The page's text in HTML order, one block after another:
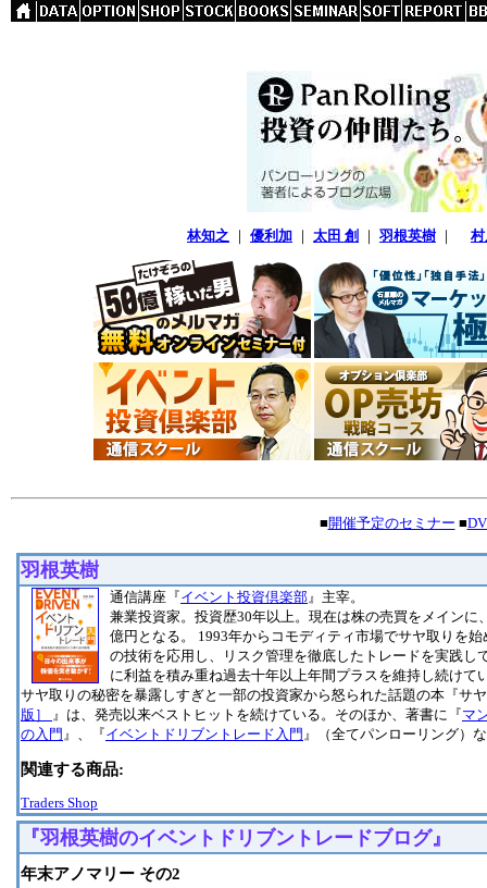
林知之 ｜ 優利加 ｜ 太田 創 ｜ 羽根英樹 ｜
■開催予定のセミナー ■
羽根英樹
通信講座『イベント投資倶楽部』主宰。
兼業投資家。投資歴30年以上。現在は株の売買をメイン
億円となる。 1993年からコモディティ市場でサヤ取りを
の技術を応用し、リスク管理を徹底したトレードを実践
に利益を積み重ね過去十年以上年間プラスを維持し続けて
サヤ取りの秘密を暴露しすぎと一部の投資家から怒られた話題の本『サ
版］ 』は、発売以来ベストヒットを続けている。そのほか、著書に『マ
の入門 』、『イベントドリブントレード入門 』（全てパンローリング）
関連する商品:
Traders Shop
『羽根英樹のイベントドリブントレードブログ』
年末アノマリー その2